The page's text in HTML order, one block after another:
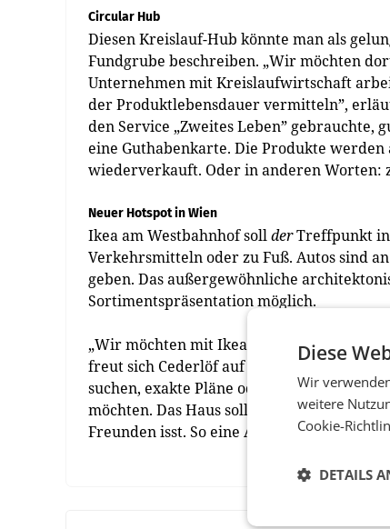
Circular Hub
Diesen Kreislauf-Hub könnte man als
Fundgrube beschreiben. „Wir möchten
Unternehmen mit Kreislaufwirtschaft
der Produktlebensdauer vermitteln”,
den Service „Zweites Leben”
eine Guthabenkarte. Die Produkte
wiederverkauft. Oder in anderen Worten:
Neuer Hotspot in Wien
Ikea am Westbahnhof sollderTreffpunkt in
Verkehrsmitteln oder zu Fuß. Autos sind
geben. Das außergewöhnliche
Sortimentspräsentation möglich.
„Wir möchten mit Ikea am Westbahnhof
freut sich Cederlöf auf den Betrieb: „Wir
suchen, exakte Pläne oder nur vage
möchten. Das Haus soll ein Treffpunkt
Freunden isst. So eine Art Social Media –
Diese
Wir
weitere
Cookie-
DETAILS